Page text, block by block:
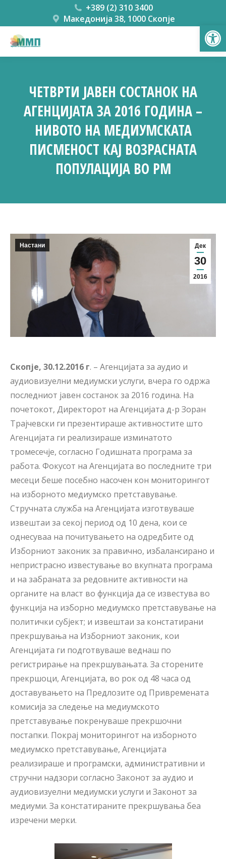
+389 (2) 310 3400
Македонија 38, 1000 Скопје
ЧЕТВРТИ ЈАВЕН СОСТАНОК НА
АГЕНЦИЈАТА ЗА 2016 ГОДИНА –
НИВОТО НА МЕДИУМСКАТА
ПИСМЕНОСТ КАЈ ВОЗРАСНАТА
ПОПУЛАЦИЈА ВО РМ
Дек
30
2016
Настани
Скопје, 30.12.2016 г. – Агенцијата за аудио и
аудиовизуелни медиумски услуги, вчера го одржа
последниот јавен состанок за 2016 година. На
почетокот, Директорот на Агенцијата д-р Зоран
Трајчевски ги презентираше активностите што
Агенцијата ги реализираше изминатото
тромесечје, согласно Годишната програма за
работа. Фокусот на Агенцијата во последните три
месеци беше посебно насочен кон мониторингот
на изборното медиумско претставување.
Стручната служба на Агенцијата изготвуваше
извештаи за секој период од 10 дена, кои се
однесуваа на почитувањето на одредбите од
Изборниот законик за правично, избалансирано и
непристрасно известување во вкупната програма
и на забраната за редовните активности на
органите на власт во функција да се известува во
функција на изборно медиумско претставување на
политички субјект; и извештаи за констатирани
прекршувања на Изборниот законик, кои
Агенцијата ги подготвуваше веднаш по
регистрирање на прекршувањата. За сторените
прекршоци, Агенцијата, во рок од 48 часа од
доставувањето на Предлозите од Привремената
комисија за следење на медиумското
претставување покренуваше прекршочни
постапки. Покрај мониторингот на изборното
медиумско претставување, Агенцијата
реализираше и програмски, административни и
стручни надзори согласно Законот за аудио и
аудиовизуелни медиумски услуги и Законот за
медиуми. За констатираните прекршувања беа
изречени мерки.